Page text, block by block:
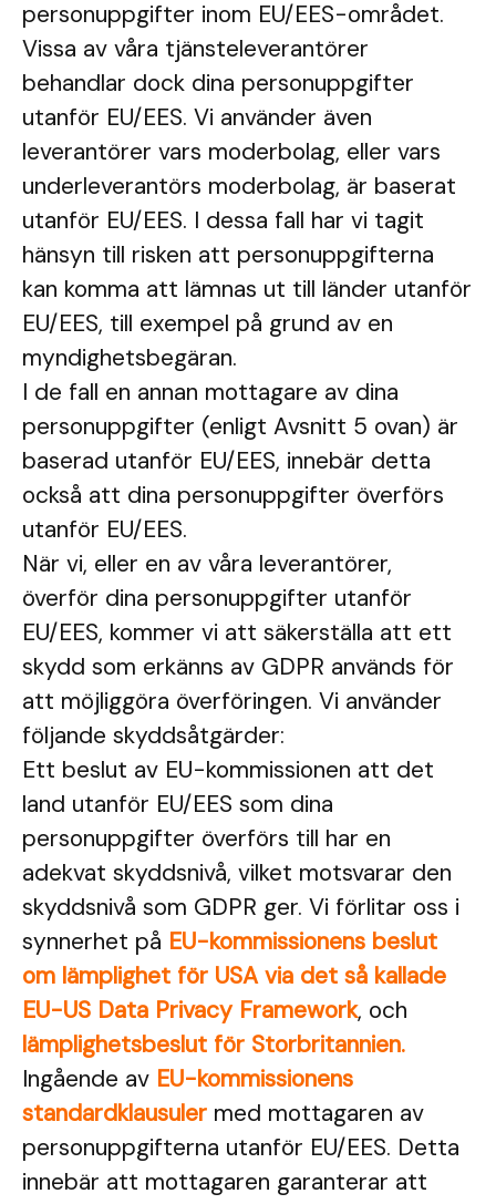
personuppgifter inom EU/EES-området.
Vissa av våra tjänsteleverantörer
behandlar dock dina personuppgifter
utanför EU/EES. Vi använder även
leverantörer vars moderbolag, eller vars
underleverantörs moderbolag, är baserat
utanför EU/EES. I dessa fall har vi tagit
hänsyn till risken att personuppgifterna
kan komma att lämnas ut till länder utanför
EU/EES, till exempel på grund av en
myndighetsbegäran.
I de fall en annan mottagare av dina
personuppgifter (enligt Avsnitt 5 ovan) är
baserad utanför EU/EES, innebär detta
också att dina personuppgifter överförs
utanför EU/EES.
När vi, eller en av våra leverantörer,
överför dina personuppgifter utanför
EU/EES, kommer vi att säkerställa att ett
skydd som erkänns av GDPR används för
att möjliggöra överföringen. Vi använder
följande skyddsåtgärder:
Ett beslut av EU-kommissionen att det
land utanför EU/EES som dina
personuppgifter överförs till har en
adekvat skyddsnivå, vilket motsvarar den
skyddsnivå som GDPR ger. Vi förlitar oss i
synnerhet på EU-kommissionens beslut
om lämplighet för USA via det så kallade
EU-US Data Privacy Framework, och
lämplighetsbeslut för Storbritannien.
Ingående av EU-kommissionens
standardklausuler med mottagaren av
personuppgifterna utanför EU/EES. Detta
innebär att mottagaren garanterar att